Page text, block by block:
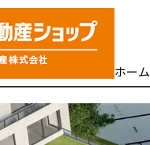
ホーム